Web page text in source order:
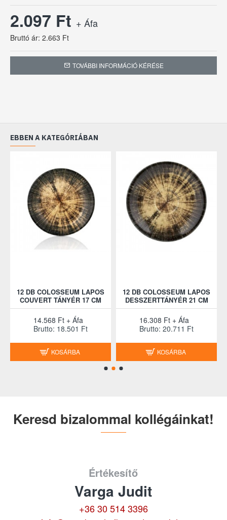
2.097 Ft + Áfa
Bruttó ár: 2.663 Ft
TOVÁBBI INFORMÁCIÓ KÉRÉSE
EBBEN A KATEGÓRIÁBAN
12 DB COLOSSEUM LAPOS
COUVERT TÁNYÉR 17 CM
14.568 Ft + Áfa
Brutto: 18.501 Ft
KOSÁRBA
12 DB COLOSSEUM LAPOS
DESSZERTTÁNYÉR 21 CM
16.308 Ft + Áfa
Brutto: 20.711 Ft
KOSÁRBA
Keresd bizalommal kollégáinkat!
Értékesítő
Varga Judit
+36 30 514 3396